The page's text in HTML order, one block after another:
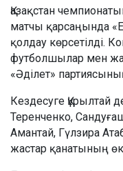
Қазақстан
матчы қарсаңында
қолдау көрсетілді.
футболшылар мен
«Әділет»
Кездесуге Құрылтай
Теренченко,
Амантай, Гүлзира
жастар қанатының